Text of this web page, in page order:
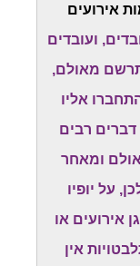
אירועים
ועובדים
מאולם,
אליו
רבים
ומאחר
על יופיו
אירועים או
אין